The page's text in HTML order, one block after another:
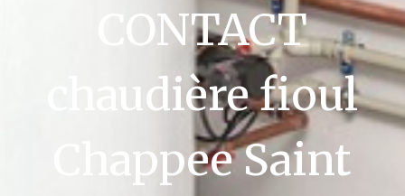
CONTACT
chaudière fioul
Chappee Saint